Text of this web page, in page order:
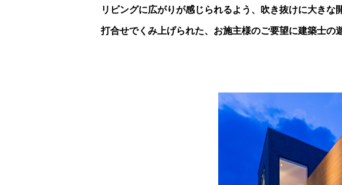
リビングに広がりが感じられるよう、吹き抜けに大きな
打合せでくみ上げられた、お施主様のご要望に建築士の